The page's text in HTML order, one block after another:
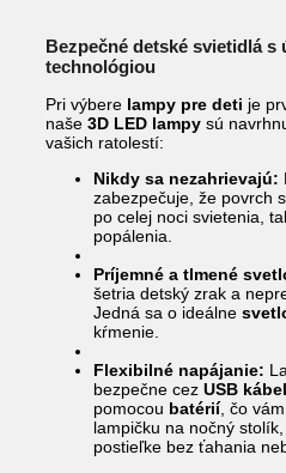
Bezpečné detské svietidlá s
technológiou
Pri výbere lampy pre deti je
naše 3D LED lampy sú
vašich ratolestí:
Nikdy sa nezahrievajú:
zabezpečuje, že povrch
po celej noci svietenia,
popálenia.
Príjemné a tlmené
šetria detský zrak a
Jedná sa o ideálne
kŕmenie.
Flexibilné napájanie:
bezpečne cez USB kábel
pomocou batérií, čo
lampičku na nočný
postieľke bez ťahania